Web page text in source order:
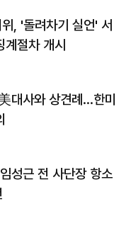
, '돌려차기 실언' 서
계절차 개시
대사와 상견례…한미
성근 전 사단장 항소